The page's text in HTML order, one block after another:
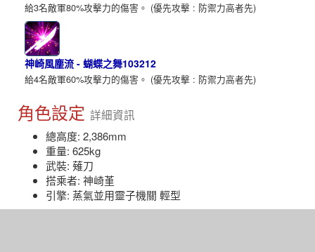
給3名敵軍80%攻擊力的傷害。 (優先攻擊 : 防禦力高者先)
神崎風塵流 - 蝴蝶之舞103212
給4名敵軍60%攻擊力的傷害。 (優先攻擊 : 防禦力高者先)
角色設定 詳細資訊
總高度: 2,386mm
重量: 625kg
武裝: 薙刀
搭乘者: 神崎堇
引擎: 蒸氣並用靈子機關 輕型